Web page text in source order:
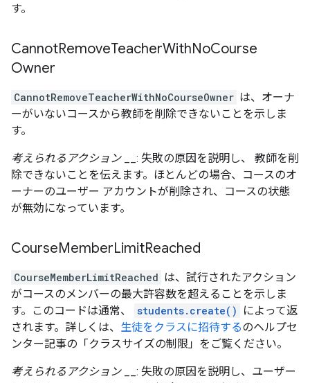
す。
CannotRemoveTeacherWithNoCourse
Owner
CannotRemoveTeacherWithNoCourseOwner は、オーナ
ーがいないコースから教師を削除できないことを示しま
す。
考えられるアクション__: 失敗の原因を説明し、 教師を削
除できないことを伝えます。ほとんどの場合、コースのオ
ーナーのユーザー アカウントが削除され、コースの状態
が無効になっています。
CourseMemberLimitReached
CourseMemberLimitReached は、試行されたアクション
がコースのメンバーの最大許容数を超えることを示しま
す。このコードは通常、
students.create()
によって返
されます。詳しくは、 生徒をクラスに招待するのヘルプセ
ンター記事の「クラスサイズの制限」をご覧ください。
考えられるアクション__: 失敗の原因を説明し、ユーザー